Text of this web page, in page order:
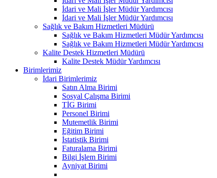
İdari ve Mali İşler Müdür Yardımcısı
İdari ve Mali İşler Müdür Yardımcısı
Sağlık ve Bakım Hizmetleri Müdürü
Sağlık ve Bakım Hizmetleri Müdür Yardımcısı
Sağlık ve Bakım Hizmetleri Müdür Yardımcısı
Kalite Destek Hizmetleri Müdürü
Kalite Destek Müdür Yardımcısı
Birimlerimiz
İdari Birimlerimiz
Satın Alma Birimi
Sosyal Çalışma Birimi
TİG Birimi
Personel Birimi
Mutemetlik Birimi
Eğitim Birimi
İstatistik Birimi
Faturalama Birimi
Bilgi İşlem Birimi
Ayniyat Birimi